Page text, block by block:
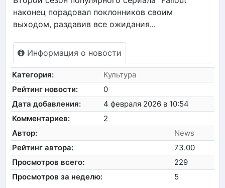
наконец порадовал поклонников своим
выходом, раздавив все ожидания...
Информация о новости
Категория:
Культура
Рейтинг новости:
0
Дата добавления:
4 февраля 2026 в 10:54
Комментариев:
2
Автор:
News
Рейтинг автора:
73.00
Просмотров всего:
229
Просмотров за неделю:
5